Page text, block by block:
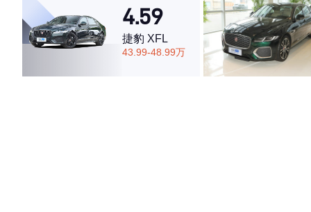
4.59
捷豹 XFL
43.99-48.99万